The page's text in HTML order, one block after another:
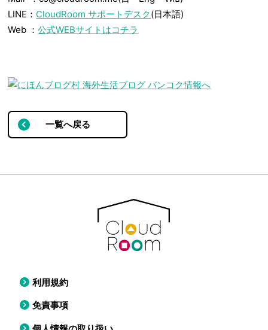
LINE： CloudRoom サポートデスク(日本語)
Web ：公式WEBサイトはコチラ
一覧へ戻る
利用規約
免責事項